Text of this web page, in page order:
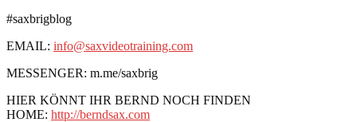
#saxbrigblog
EMAIL: info@saxvideotraining.com
MESSENGER: m.me/saxbrig
HIER KÖNNT IHR BERND NOCH FINDEN
HOME: http://berndsax.com